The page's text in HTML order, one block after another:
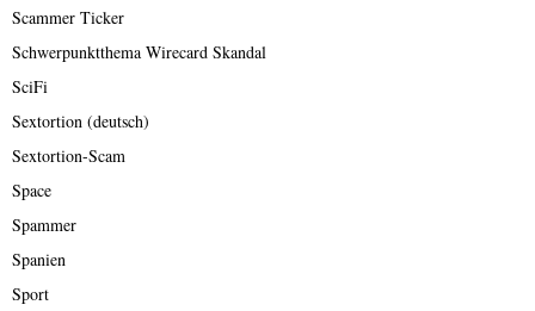
Scammer Ticker
Schwerpunktthema Wirecard Skandal
SciFi
Sextortion (deutsch)
Sextortion-Scam
Space
Spammer
Spanien
Sport